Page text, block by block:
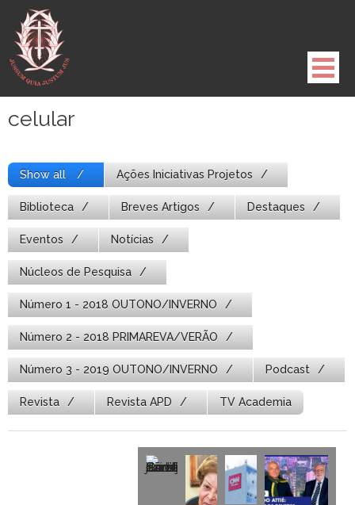
para
conteúdo
celular
Show all Ações Iniciativas Projetos
Biblioteca Breves Artigos Destaques
Eventos Notícias
Núcleos de Pesquisa
Número 1 - 2018 OUTONO/INVERNO
Número 2 - 2018 PRIMAREVA/VERÃO
Número 3 - 2019 OUTONO/INVERNO Podcast
Revista Revista APD TV Academia